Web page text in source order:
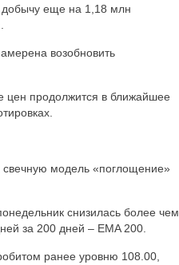
добычу еще на 1,18 млн
возобновить
цен продолжится в ближайшее
модель «поглощение»
снизилась более чем
за 200 дней – EMA 200.
ранее уровню 108.00,